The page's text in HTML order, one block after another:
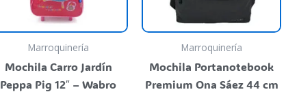
Marroquinería
Mochila Carro Jardín
Peppa Pig 12″ – Wabro
Marroquinería
Mochila Portanotebook
Premium Ona Sáez 44 cm